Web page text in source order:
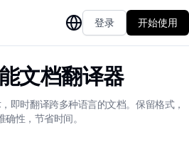
登录 开始使用
文档翻译器
即时翻译跨多种语言的文档。保留格式，
确性，节省时间。